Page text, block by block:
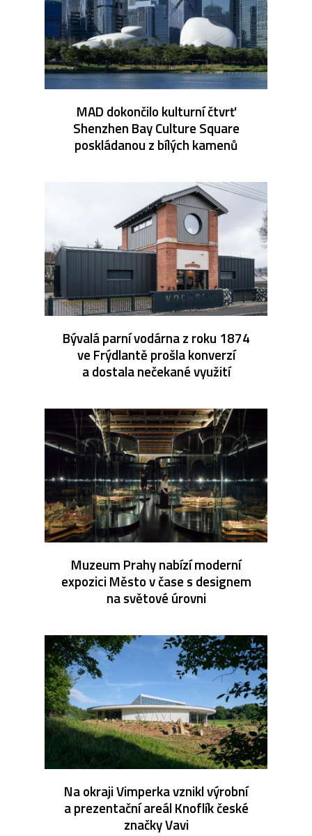
MAD dokončilo kulturní čtvrť
Shenzhen Bay Culture Square
poskládanou z bílých kamenů
Bývalá parní vodárna z roku 1874
ve Frýdlantě prošla konverzí
a dostala nečekané využití
Muzeum Prahy nabízí moderní
expozici Město v čase s designem
na světové úrovni
Na okraji Vimperka vznikl výrobní
a prezentační areál Knoflík české
značky Vavi